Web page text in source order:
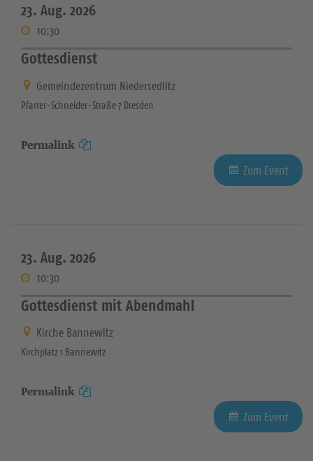
23. Aug. 2026
10:30
Gottesdienst
Gemeindezentrum Niedersedlitz
Pfarrer-Schneider-Straße 7 Dresden
Permalink
Zum Event
23. Aug. 2026
10:30
Gottesdienst mit Abendmahl
Kirche Bannewitz
Kirchplatz 1 Bannewitz
Permalink
Zum Event